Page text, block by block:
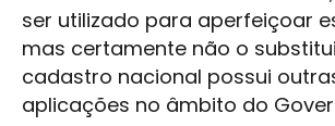
ser utilizado para aperfeiçoar
mas certamente não o
cadastro nacional possui
aplicações no âmbito do